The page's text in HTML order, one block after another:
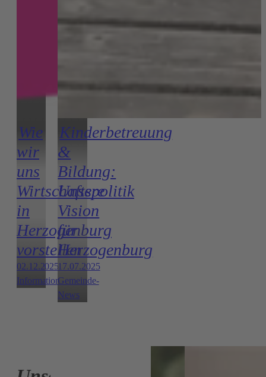
Wie
wir
uns
Wirtschaftspolitik
in
Herzogenburg
vorstellen
02.12.2025
Information
Kinderbetreuung
&
Bildung:
Unsere
Vision
für
Herzogenburg
17.07.2025
Gemeinde-
News